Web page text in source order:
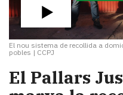
El nou sistema de recollida a
pobles | CCPJ
El Pallars